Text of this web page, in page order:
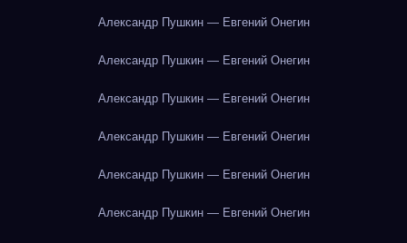
Александр Пушкин — Евгений Онегин
Александр Пушкин — Евгений Онегин
Александр Пушкин — Евгений Онегин
Александр Пушкин — Евгений Онегин
Александр Пушкин — Евгений Онегин
Александр Пушкин — Евгений Онегин